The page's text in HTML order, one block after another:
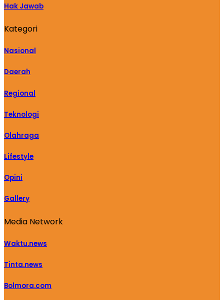
Hak Jawab
Kategori
Nasional
Daerah
Regional
Teknologi
Olahraga
Lifestyle
Opini
Gallery
Media Network
Waktu.news
Tinta.news
Bolmora.com